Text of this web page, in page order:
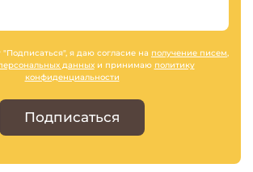
я даю согласие на получение писем,
данныхи принимаю политику
конфиденциальности
Подписаться